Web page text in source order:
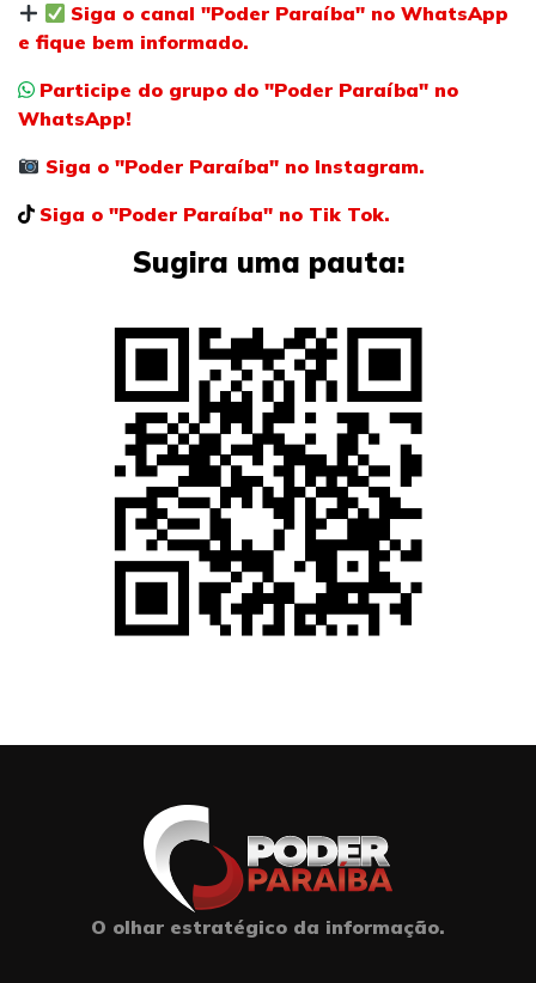
Siga o canal "Poder Paraíba" no WhatsApp
e fique bem informado.
Participe do grupo do "Poder Paraíba" no
WhatsApp!
Siga o "Poder Paraíba" no Instagram.
Siga o "Poder Paraíba" no Tik Tok.
Sugira uma pauta:
O olhar estratégico da informação.